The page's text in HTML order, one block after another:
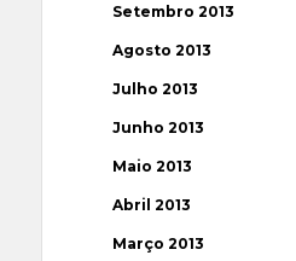
Setembro 2013
Agosto 2013
Julho 2013
Junho 2013
Maio 2013
Abril 2013
Março 2013